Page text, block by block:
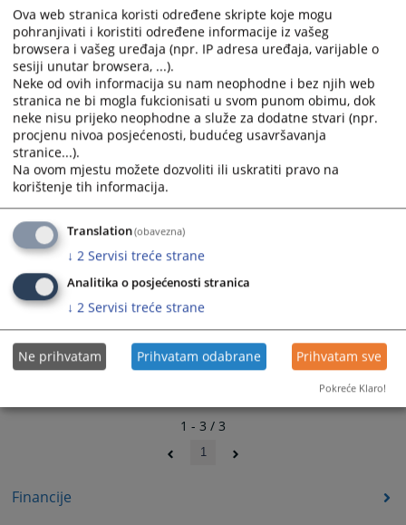
Financije
question
mark
key
to
get
the
keyboard
shortcuts
for
changing
dates.
question
mark
key
to
get
the
keyboard
for
1 - 3 / 3
1
Ova web stranica koristi određene skripte koje mogu
pohranjivati i koristiti određene informacije iz vašeg
browsera i vašeg uređaja (npr. IP adresa uređaja, varijable o
sesiji unutar browsera, ...).
Neke od ovih informacija su nam neophodne i bez njih web
stranica ne bi mogla fukcionisati u svom punom obimu, dok
neke nisu prijeko neophodne a služe za dodatne stvari (npr.
procjenu nivoa posjećenosti, budućeg usavršavanja
stranice...).
Na ovom mjestu možete dozvoliti ili uskratiti pravo na
korištenje tih informacija.
Translation(obavezna)
↓ 2 Servisi treće strane
Analitika o posjećenosti stranica
↓ 2 Servisi treće strane
Ne prihvatam Prihvatam odabrane Prihvatam sve
Pokreće Klaro!